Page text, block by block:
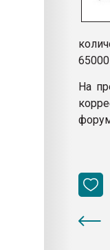
На